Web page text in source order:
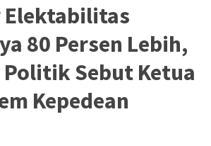
Elektabilitas
80 Persen Lebih,
Politik Sebut Ketua
Kepedean